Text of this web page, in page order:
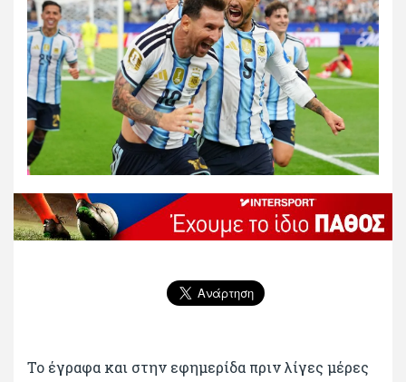
Το έγραφα και στην εφημερίδα πριν λίγες μέρες